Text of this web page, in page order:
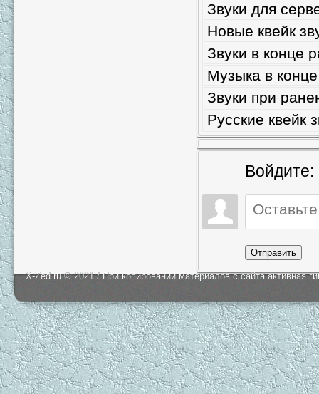
Звуки для
Новые квейк
Звуки в конце
Музыка в
Звуки при
Русские квейк
Войдите:
Отправить
X-Zed.ru © 2021 / При копировании материалов с сайта активная